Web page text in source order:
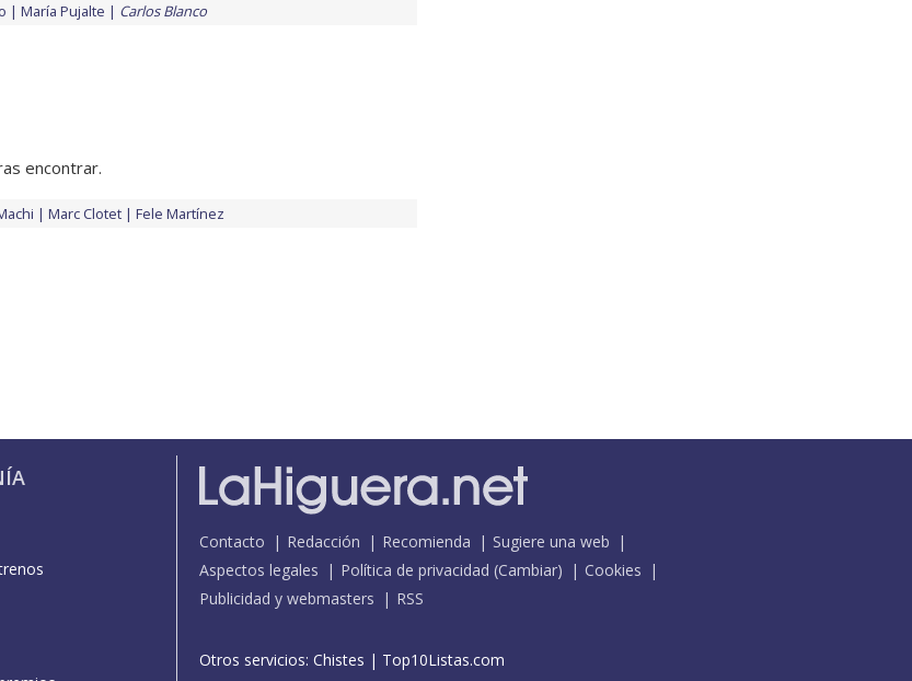
María Pujalte Carlos Blanco
encontrar.
Marc Clotet Fele Martínez
Contacto Redacción Recomienda
Sugiere una web
Aspectos legales
Política de privacidad (Cambiar)
Cookies
Publicidad y webmasters
RSS
Otros servicios: Chistes | Top10Listas.com